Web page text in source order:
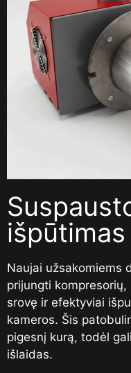
išpūtimas
Naujai užsakomiems
prijungti
srovę ir efektyviai
kameros. Šis
pigesnį kurą, todėl
išlaidas.